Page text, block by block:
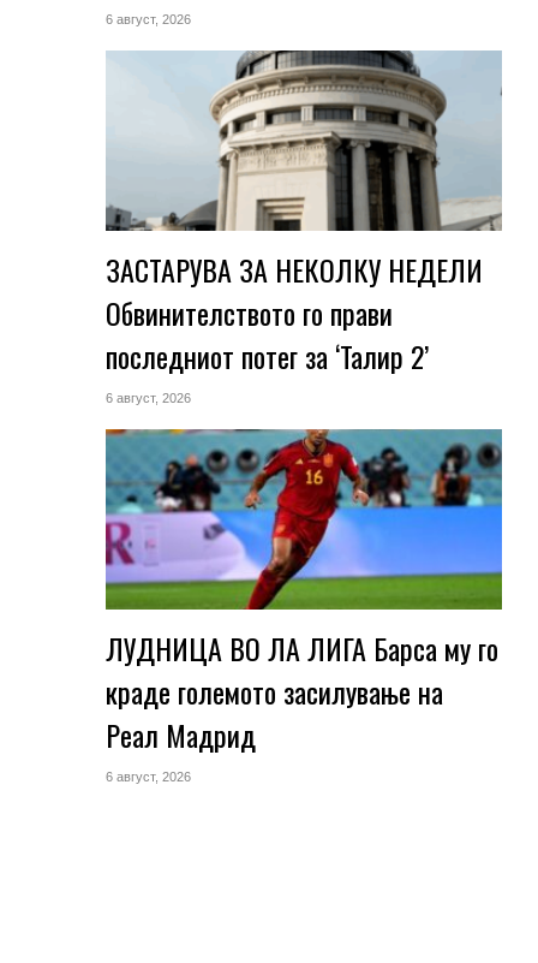
6 август, 2026
ЗАСТАРУВА ЗА НЕКОЛКУ НЕДЕЛИ
Обвинителството го прави
последниот потег за ‘Талир 2’
6 август, 2026
ЛУДНИЦА ВО ЛА ЛИГА Барса му го
краде големото засилување на
Реал Мадрид
6 август, 2026